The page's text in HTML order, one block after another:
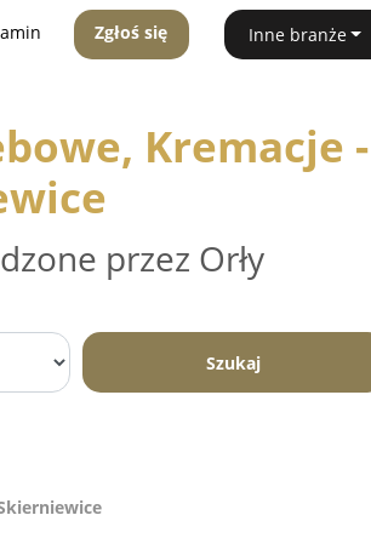
Zgłoś się Inne branże
Kremacje
przez Orły
Szukaj